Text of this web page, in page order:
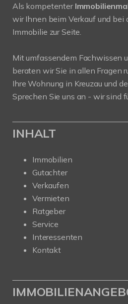
Als kompetenter
wir Ihnen beim Verkauf und bei
Immobilie zur Seite.
Mit umfassendem Fachwissen
beraten wir Sie in allen Fragen
Ihre Wohnung in Kreuzau und
Sprechen Sie uns an - wir sind
INHALT
Immobilien
Gutachter
Verkaufen
Vermieten
Ratgeber
Service
Interessenten
Kontakt